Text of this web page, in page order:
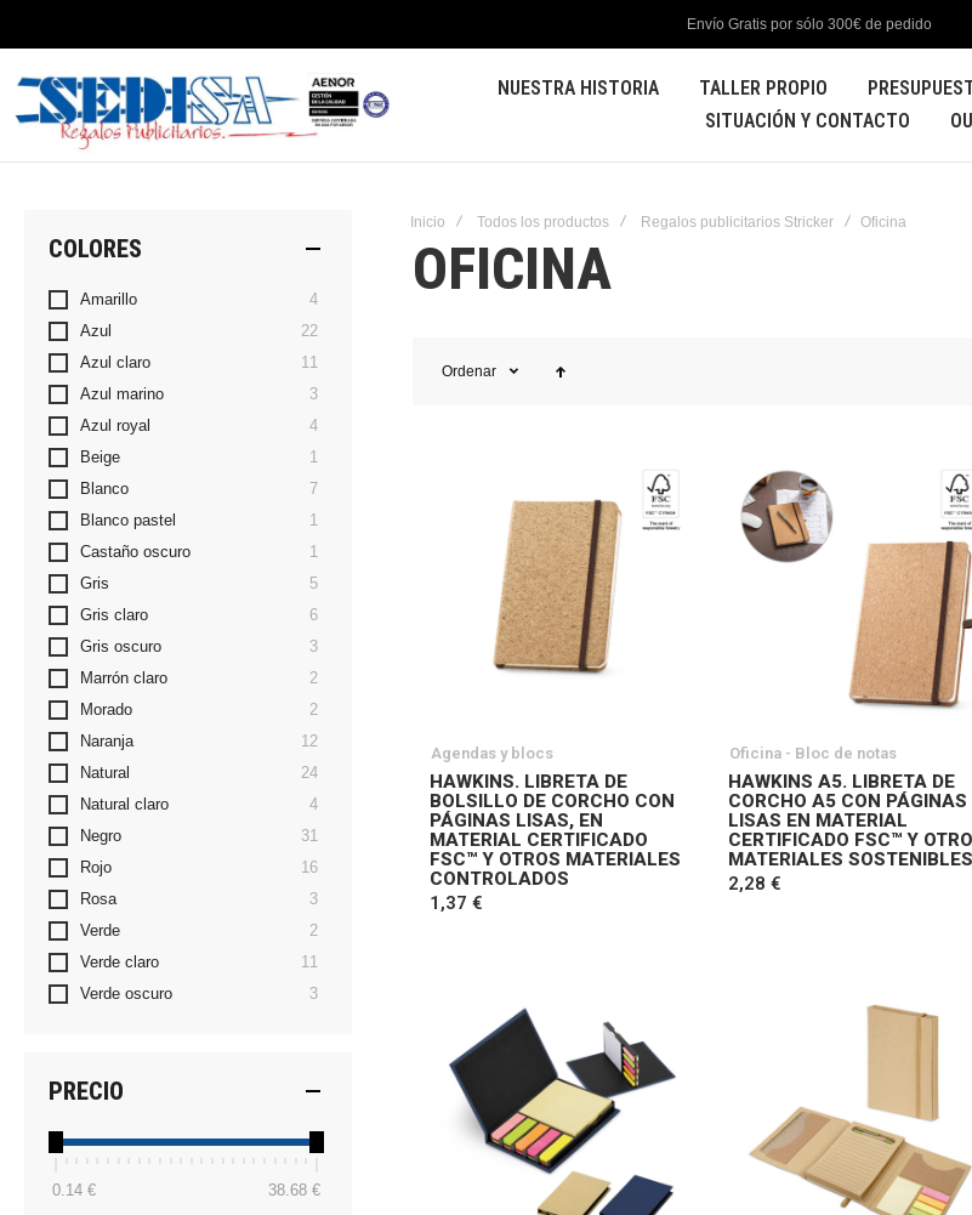
Envío Gratis por sólo 300€ de pedido
NUESTRA HISTORIA TALLER PROPIO
SITUACIÓN Y CONTACTO
Inicio Todos los productos Regalos publicitarios Stricker Oficina
OFICINA
Ordenar
Agendas y blocs
HAWKINS. LIBRETA DE
BOLSILLO DE CORCHO CON
PÁGINAS LISAS, EN
MATERIAL CERTIFICADO
FSC™ Y OTROS MATERIALES
CONTROLADOS
1,37 €
Oficina - Bloc de notas
HAWKINS A5. LIBRETA DE
CORCHO A5 CON PÁGINAS
LISAS EN MATERIAL
CERTIFICADO FSC™ Y
MATERIALES
2,28 €
COLORES
Amarillo 4artículos
Azul
22artículos
Azul claro
11
Azul marino
3artículos
Azul royal
4artículos
Beige
1
Blanco
7artículos
Blanco pastel
1
Castaño oscuro
1
Gris
5artículos
Gris claro
6artículos
Gris oscuro
3artículos
Marrón claro
2artículos
Morado
2artículos
Naranja
12artículos
Natural
24artículos
Natural claro
4artículos
Negro
31
Rojo
16artículos
Rosa
3artículos
Verde
2artículos
Verde claro
11
Verde oscuro
3artículos
PRECIO
0.14 € 38.68 €